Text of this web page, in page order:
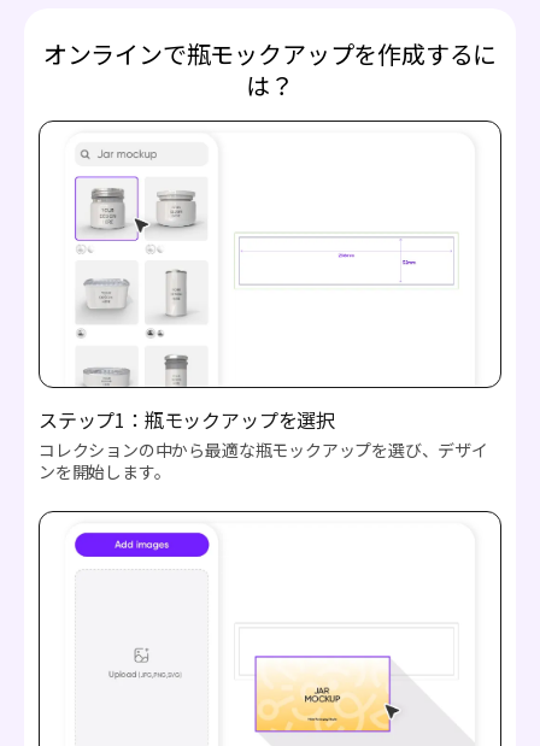
オンラインで瓶モックアップを作成するに
は？
ステップ1：瓶モックアップを選択
コレクションの中から最適な瓶モックアップを選び、デザイ
ンを開始します。